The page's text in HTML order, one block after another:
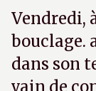
Vendredi,
bouclage.
dans son
vain de